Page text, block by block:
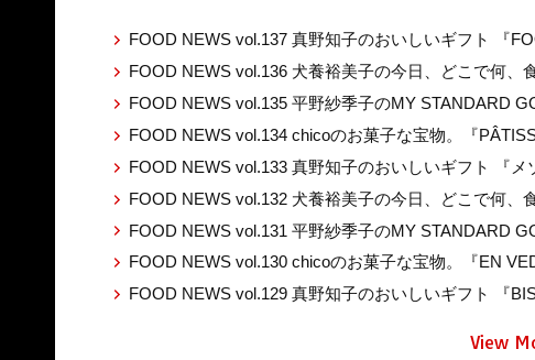
FOOD NEWS vol.137 真野知子のおいしいギフト 『
FOOD NEWS vol.136 犬養裕美子の今日、どこで何、
FOOD NEWS vol.135 平野紗季子のMY STANDARD
FOOD NEWS vol.134 chicoのお菓子な宝物。『
FOOD NEWS vol.133 真野知子のおいしいギフト 『
FOOD NEWS vol.132 犬養裕美子の今日、どこで何、
FOOD NEWS vol.131 平野紗季子のMY STANDARD
FOOD NEWS vol.130 chicoのお菓子な宝物。『EN
FOOD NEWS vol.129 真野知子のおいしいギフト 『
View